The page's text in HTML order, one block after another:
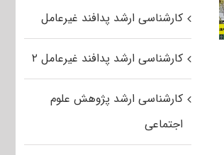
کارشناسی ارشد پدافند غیرعامل
کارشناسی ارشد پدافند غیرعامل ۲
کارشناسی ارشد پژوهش علوم
اجتماعی